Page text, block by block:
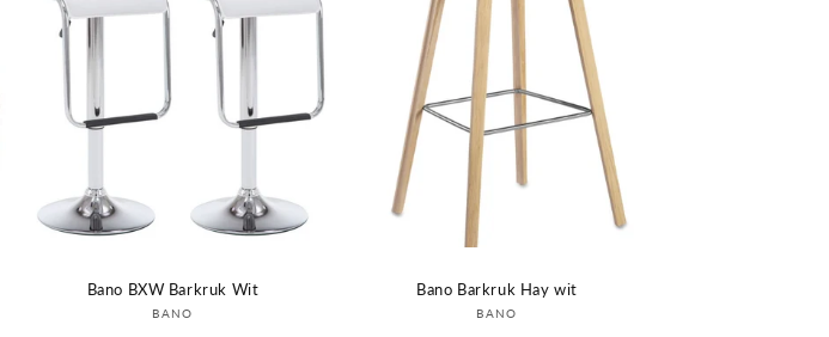
Bano BXW Barkruk Wit
Verkoper:
BANO
Bano Barkruk Hay wit
Verkoper:
BANO